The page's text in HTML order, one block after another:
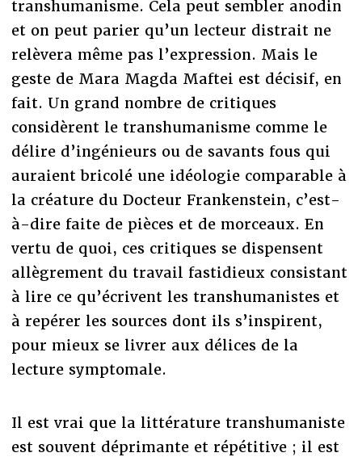
transhumanisme. Cela peut sembler anodin
et on peut parier qu’un lecteur distrait ne
relèvera même pas l’expression. Mais le
geste de Mara Magda Maftei est décisif, en
fait. Un grand nombre de critiques
considèrent le transhumanisme comme le
délire d’ingénieurs ou de savants fous qui
auraient bricolé une idéologie comparable à
la créature du Docteur Frankenstein, c’est-
à-dire faite de pièces et de morceaux. En
vertu de quoi, ces critiques se dispensent
allègrement du travail fastidieux consistant
à lire ce qu’écrivent les transhumanistes et
à repérer les sources dont ils s’inspirent,
pour mieux se livrer aux délices de la
lecture symptomale.
Il est vrai que la littérature transhumaniste
est souvent déprimante et répétitive ; il est